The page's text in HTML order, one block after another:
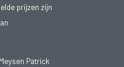
prijzen zijn
Patrick